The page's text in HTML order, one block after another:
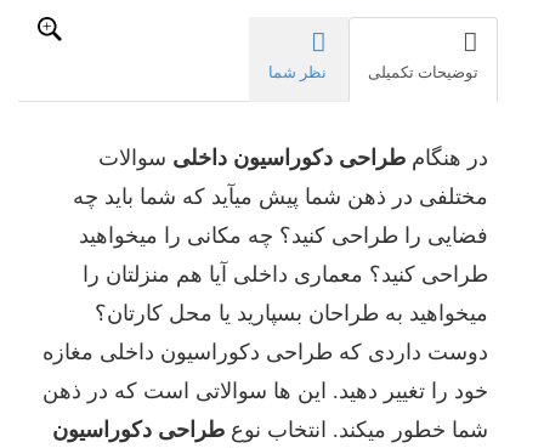
آنرا
انجام
به
شرکت
معتبری
توضیحات تکمیلی نظر شما
در هنگام طراحی دکوراسیون داخلی سوالات
مختلفی در ذهن شما پیش میآید که شما باید چه
فضایی را طراحی کنید؟ چه مکانی را میخواهید
طراحی کنید؟ معماری داخلی آیا هم منزلتان را
میخواهید به طراحان بسپارید یا محل کارتان؟
دوست داردی که طراحی دکوراسیون داخلی مغازه
خود را تغییر دهید. این ها سوالاتی است که در ذهن
شما خطور میکند. انتخاب نوع طراحی دکوراسیون